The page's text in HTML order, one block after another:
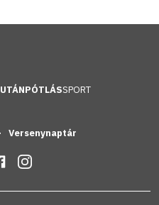
UTÁNPÓTLÁSSPORT
Versenynaptár